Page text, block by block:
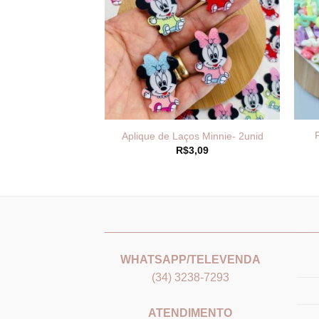
Aplique de Laços Minnie- 2unid
R$3,09
WHATSAPP/TELEVENDA
(34) 3238-7293
ATENDIMENTO